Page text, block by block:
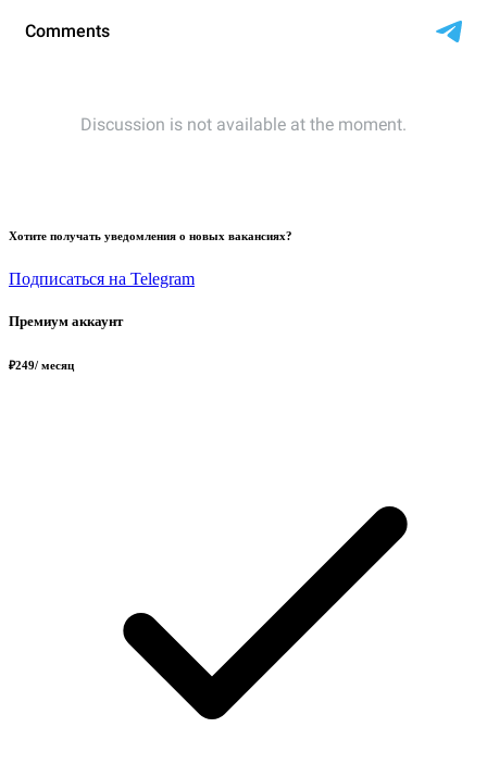
Хотите получать уведомления о новых вакансиях?
Подписаться на Telegram
Премиум аккаунт
₽249/ месяц